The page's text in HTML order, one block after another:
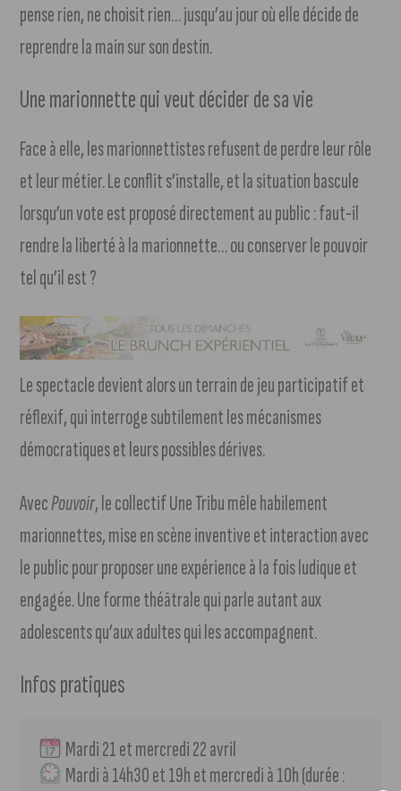
pense rien, ne choisit rien… jusqu’au jour où elle décide de
reprendre la main sur son destin.
Une marionnette qui veut décider de sa vie
Face à elle, les marionnettistes refusent de perdre leur rôle
et leur métier. Le conflit s’installe, et la situation bascule
lorsqu’un vote est proposé directement au public : faut-il
rendre la liberté à la marionnette… ou conserver le pouvoir
tel qu’il est ?
Le spectacle devient alors un terrain de jeu participatif et
réflexif, qui interroge subtilement les mécanismes
démocratiques et leurs possibles dérives.
AvecPouvoir, le collectif Une Tribu mêle habilement
marionnettes, mise en scène inventive et interaction avec
le public pour proposer une expérience à la fois ludique et
engagée. Une forme théâtrale qui parle autant aux
adolescents qu’aux adultes qui les accompagnent.
Infos pratiques
Mardi 21 et mercredi 22 avril
Mardi à 14h30 et 19h et mercredi à 10h (durée :